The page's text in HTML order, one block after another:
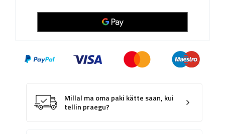
Millal ma oma paki kätte saan, kui
tellin praegu?